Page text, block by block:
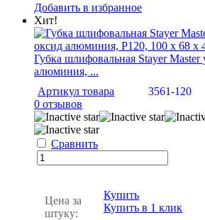
Добавить в избранное
Хит!
Губка шлифовальная Stayer Master
алюминия, ...
Артикул товара
3561-120
0 отзывов
Сравнить
Цена за
штуку:
Купить
Купить в 1 клик